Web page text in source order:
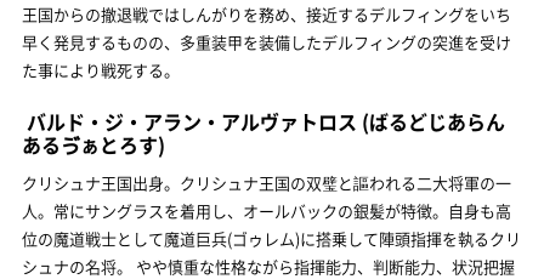
王国からの撤退戦ではしんがりを務め、接近するデルフィングをいち
早く発見するものの、多重装甲を装備したデルフィングの突進を受け
た事により戦死する。
バルド・ジ・アラン・アルヴァトロス (ばるどじあらん
あるゔぁとろす)
クリシュナ王国出身。クリシュナ王国の双璧と謳われる二大将軍の一
人。常にサングラスを着用し、オールバックの銀髪が特徴。自身も高
位の魔道戦士として魔道巨兵(ゴゥレム)に搭乗して陣頭指揮を執るクリ
シュナの名将。 やや慎重な性格ながら指揮能力、判断能力、状況把握